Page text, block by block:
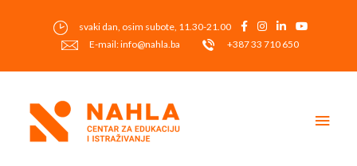
svaki dan, osim subote, 11.30-21.00
E-mail: info@nahla.ba
+387 33 710 650